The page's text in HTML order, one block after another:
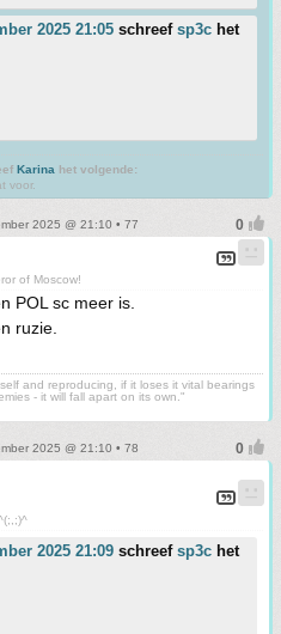
2025 21:05 schreef sp3c het
Karina het volgende:
voor.
2025 @ 21:10 • 77
of Moscow!
POL sc meer is.
ruzie.
and reproducing, if it loses it vital bearings
- it will fall apart on its own."
2025 @ 21:10 • 78
2025 21:09 schreef sp3c het